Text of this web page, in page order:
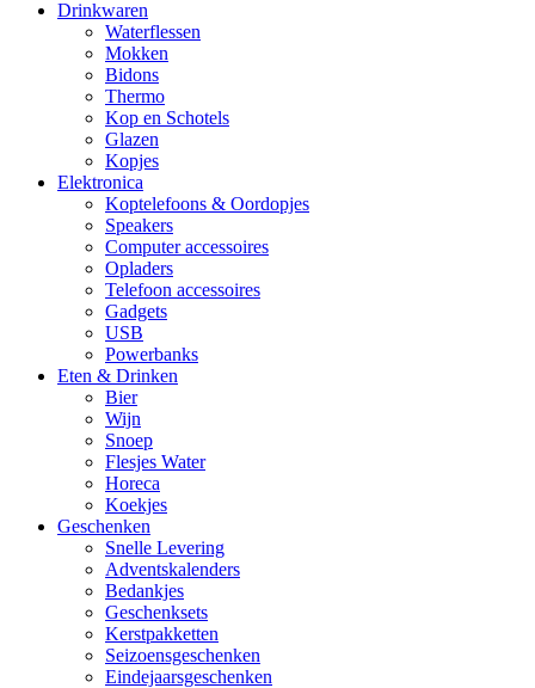
Drinkwaren
Waterflessen
Mokken
Bidons
Thermo
Kop en Schotels
Glazen
Kopjes
Elektronica
Koptelefoons & Oordopjes
Speakers
Computer accessoires
Opladers
Telefoon accessoires
Gadgets
USB
Powerbanks
Eten & Drinken
Bier
Wijn
Snoep
Flesjes Water
Horeca
Koekjes
Geschenken
Snelle Levering
Adventskalenders
Bedankjes
Geschenksets
Kerstpakketten
Seizoensgeschenken
Eindejaarsgeschenken